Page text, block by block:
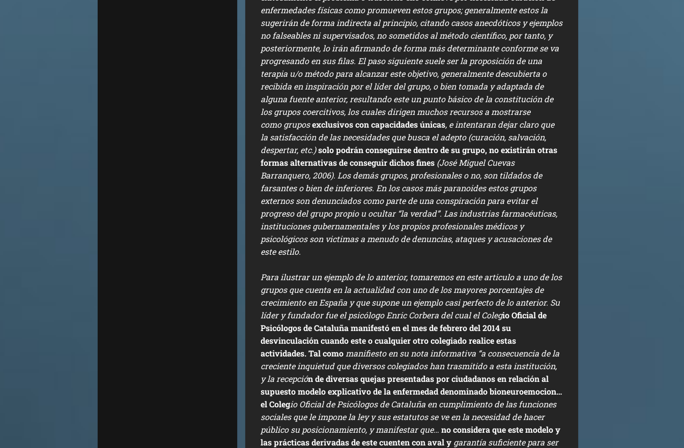
enfermedades físicas como promueven estos grupos; generalmente estos la
sugerirán de forma indirecta al principio, citando casos anecdóticos y ejemplos
no falseables ni supervisados, no sometidos al método científico, por tanto, y
posteriormente, lo irán afirmando de forma más determinante conforme se va
progresando en sus filas. El paso siguiente suele ser la proposición de una
terapia u/o método para alcanzar este objetivo, generalmente descubierta o
recibida en inspiración por el líder del grupo, o bien tomada y adaptada de
alguna fuente anterior, resultando este un punto básico de la constitución de
los grupos coercitivos, los cuales dirigen muchos recursos a mostrarse
comogruposexclusivos con capacidades únicas, e intentaran dejar claro que
la satisfacción de las necesidades que busca el adepto (curación, salvación,
despertar, etc.)solo podrán conseguirse dentro de su grupo, no existirán otras
formas alternativas de conseguir dichos fines (José Miguel Cuevas
Barranquero, 2006). Los demás grupos, profesionales o no, son tildados de
farsantes o bien de inferiores. En los casos más paranoides estos grupos
externos son denunciados como parte de una conspiración para evitar el
progreso del grupo propio u ocultar “la verdad”. Las industrias farmacéuticas,
instituciones gubernamentales y los propios profesionales médicos y
psicológicos son victimas a menudo de denuncias, ataques y acusaciones de
este estilo.
Para ilustrar un ejemplo de lo anterior, tomaremos en este articulo a uno de los
grupos que cuenta en la actualidad con uno de los mayores porcentajes de
crecimiento en España y que supone un ejemplo casi perfecto de lo anterior. Su
líder y fundador fue el psicólogo Enric Corbera del cual el Colegio Oficial de
Psicólogos de Cataluña manifestó en el mes de febrero del 2014 su
desvinculación cuando este o cualquier otro colegiado realice estas
actividades. Tal como manifiesto en su nota informativa “a consecuencia de la
creciente inquietud que diversos colegiados han trasmitido a esta institución,
y la recepción de diversas quejas presentadas por ciudadanos en relación al
supuesto modelo explicativo de la enfermedad denominado bioneuroemocion…
el Colegio Oficial de Psicólogos de Cataluña en cumplimiento de las funciones
sociales que le impone la ley y sus estatutos se ve en la necesidad de hacer
público su posicionamiento, y manifestar que… no considera que este modelo y
las prácticas derivadas de este cuenten con aval y garantía suficiente para ser